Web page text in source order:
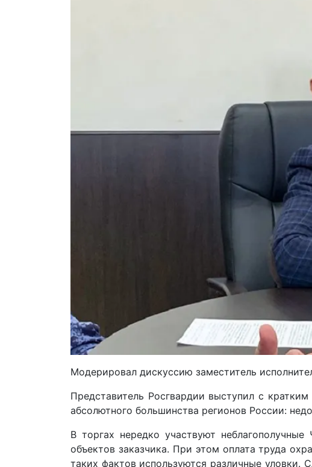
Модерировал дискуссию заместитель
Представитель Росгвардии выступил с
абсолютного большинства регионов России:
В торгах нередко участвуют
объектов заказчика. При этом оплата труда
таких фактов используются различные уловки.